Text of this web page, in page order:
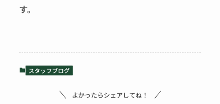
す。
スタッフブログ
よかったらシェアしてね！